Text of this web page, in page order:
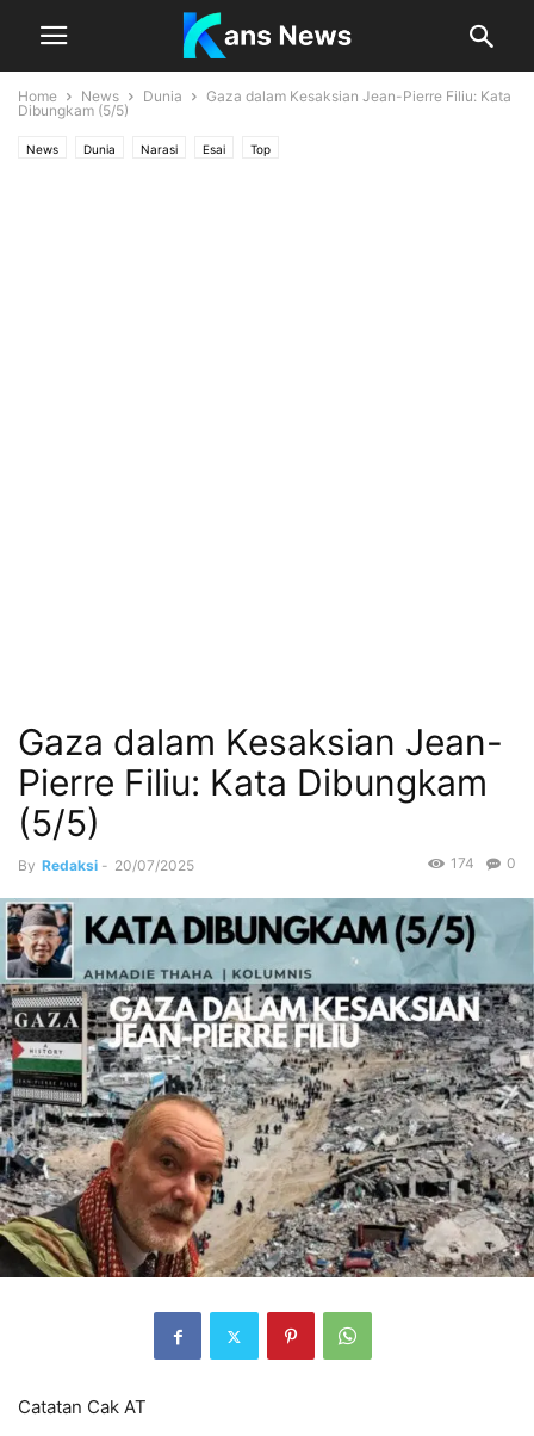
Home News Dunia
Gaza dalam Kesaksian Jean-Pierre Filiu: Kata
Dibungkam (5/5)
News Dunia Narasi Esai Top
Gaza dalam Kesaksian Jean-
Pierre Filiu: Kata Dibungkam
(5/5)
By Redaksi - 20/07/2025 0
174
Catatan Cak AT